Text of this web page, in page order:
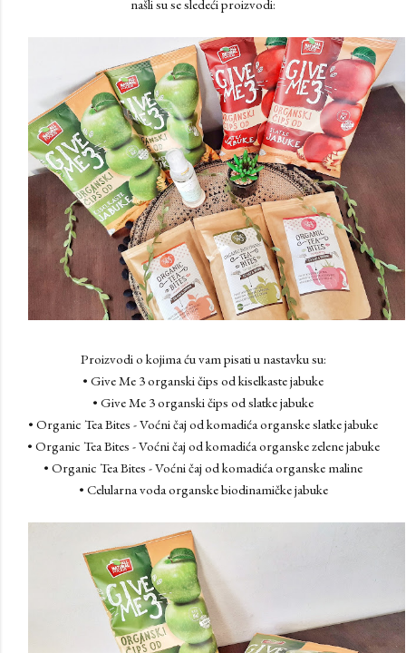
našli su se sledeći proizvodi:
Proizvodi o kojima ću vam pisati u nastavku su:
• Give Me 3 organski čips od kiselkaste jabuke
• Give Me 3 organski čips od slatke jabuke
• Organic Tea Bites - Voćni čaj od komadića organske slatke jabuke
• Organic Tea Bites - Voćni čaj od komadića organske zelene jabuke
• Organic Tea Bites - Voćni čaj od komadića organske maline
• Celularna voda organske biodinamičke jabuke